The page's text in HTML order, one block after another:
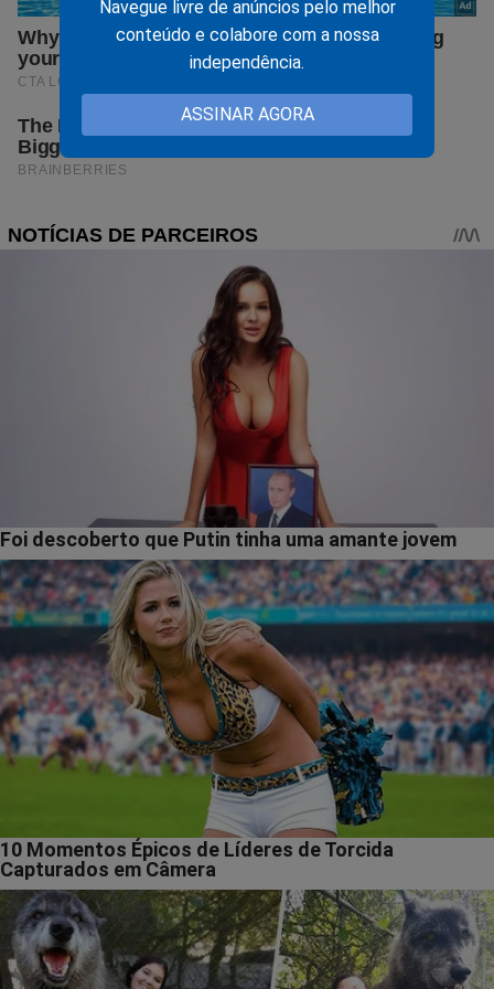
Navegue livre de anúncios pelo melhor
conteúdo e colabore com a nossa
independência.
ASSINAR AGORA